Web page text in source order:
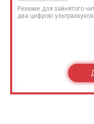
Резюме для зайнятого
два цифрові